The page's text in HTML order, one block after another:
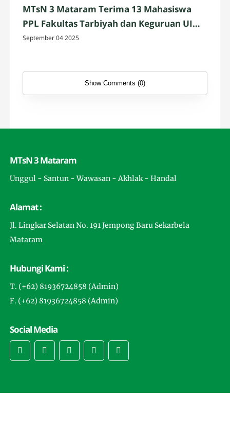
MTsN 3 Mataram Terima 13 Mahasiswa
PPL Fakultas Tarbiyah dan Keguruan UIN
Mataram
September 04 2025
Show Comments (0)
MTsN 3 Mataram
Unggul - Santun - Wawasan - Akhlak - Handal
Alamat :
Jl. Lingkar Selatan No. 191 Jempong Baru Sekarbela
Mataram
Hubungi Kami :
T. (+62) 81936724858 (Admin)
F. (+62) 81936724858 (Admin)
Social Media